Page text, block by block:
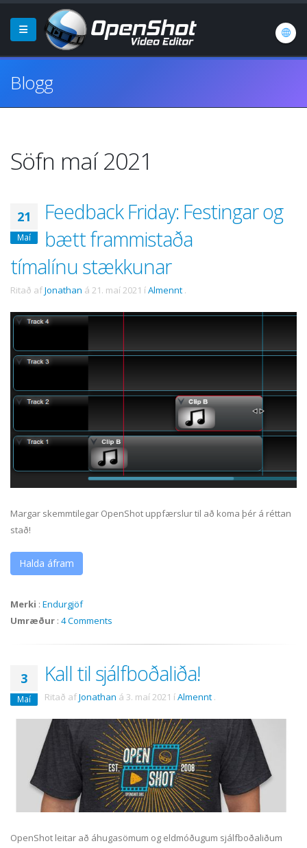
Blogg
Söfn maí 2021
21
Maí
Feedback Friday: Festingar og
bætt frammistaða
tímalínu stækkunar
Ritað afJonathan á 21. maí 2021 íAlmennt .
Margar skemmtilegar OpenShot uppfærslur til að koma þér á réttan
stað!
Halda áfram
Merki : Endurgjöf
Umræður : 4 Comments
3
Maí
Kall til sjálfboðaliða!
Ritað afJonathan á 3. maí 2021 íAlmennt .
OpenShot leitar að áhugasömum og eldmóðugum sjálfboðaliðum